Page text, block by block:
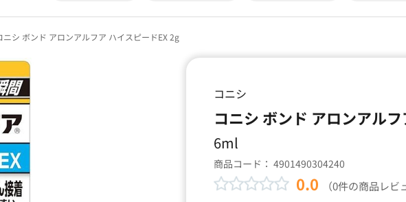
ニシ ボンド アロンアルフア ハイスピードEX 2g
コニシ
コニシ ボンド アロンアル
6ml
商品コード： 4901490304240
0.0 （0件の商品レビ